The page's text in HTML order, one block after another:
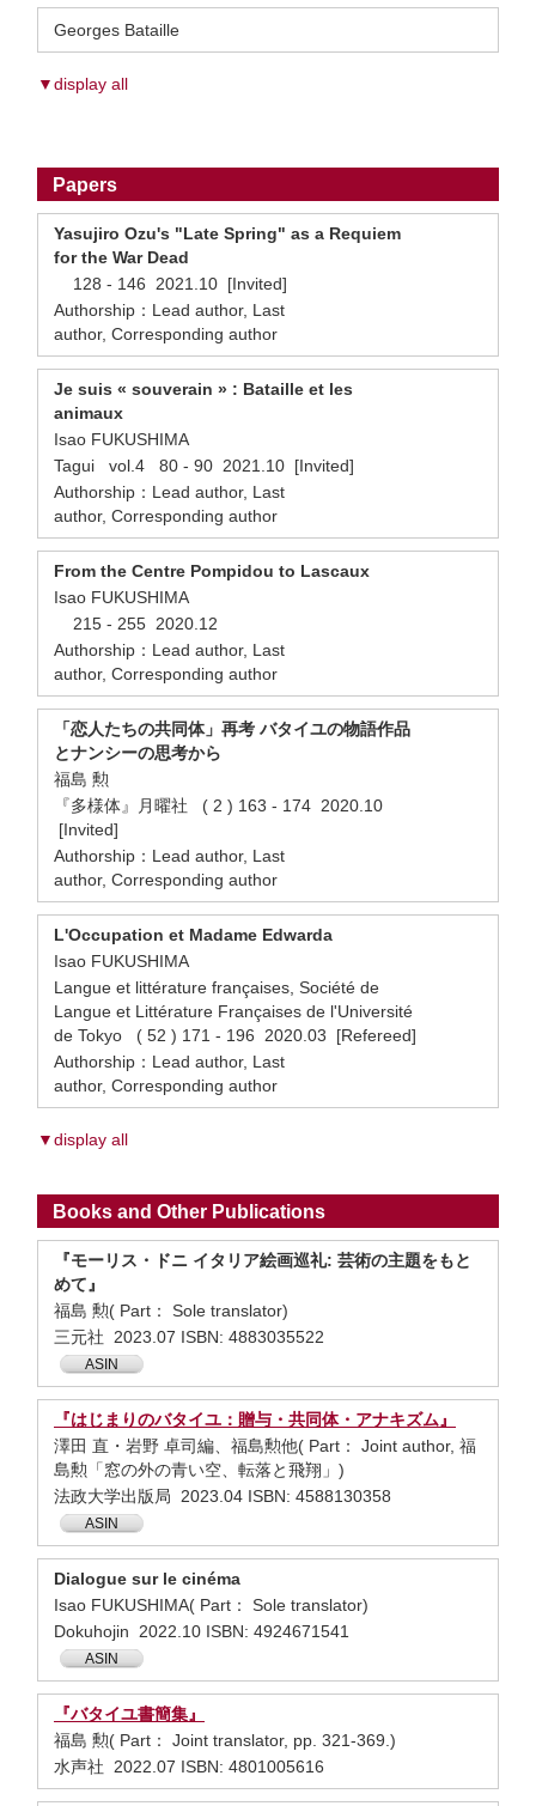
Georges Bataille
▼display all
Papers
Yasujiro Ozu's "Late Spring" as a Requiem
for the War Dead
128 - 146 2021.10 [Invited]
Authorship：Lead author, Last
author, Corresponding author
Je suis « souverain » : Bataille et les
animaux
Isao FUKUSHIMA
Tagui vol.4 80 - 90 2021.10 [Invited]
Authorship：Lead author, Last
author, Corresponding author
From the Centre Pompidou to Lascaux
Isao FUKUSHIMA
215 - 255 2020.12
Authorship：Lead author, Last
author, Corresponding author
「恋人たちの共同体」再考 バタイユの物語作品
とナンシーの思考から
福島 勲
『多様体』月曜社 ( 2 ) 163 - 174 2020.10
[Invited]
Authorship：Lead author, Last
author, Corresponding author
L'Occupation et Madame Edwarda
Isao FUKUSHIMA
Langue et littérature françaises, Société de
Langue et Littérature Françaises de l'Université
de Tokyo ( 52 ) 171 - 196 2020.03 [Refereed]
Authorship：Lead author, Last
author, Corresponding author
▼display all
Books and Other Publications
『モーリス・ドニ イタリア絵画巡礼: 芸術の主題をもと
めて』
福島 勲( Part： Sole translator)
三元社 2023.07 ISBN: 4883035522
ASIN
『はじまりのバタイユ：贈与・共同体・アナキズム』
澤田 直・岩野 卓司編、福島勲他( Part： Joint author, 福
島勲「窓の外の青い空、転落と飛翔」)
法政大学出版局 2023.04 ISBN: 4588130358
ASIN
Dialogue sur le cinéma
Isao FUKUSHIMA( Part： Sole translator)
Dokuhojin 2022.10 ISBN: 4924671541
ASIN
『バタイユ書簡集』
福島 勲( Part： Joint translator, pp. 321-369.)
水声社 2022.07 ISBN: 4801005616